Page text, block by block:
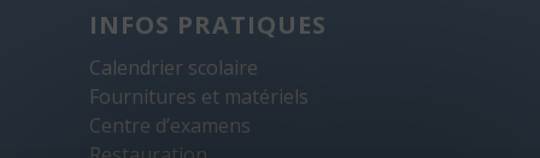
INFOS PRATIQUES
Calendrier scolaire
Fournitures et matériels
Centre d’examens